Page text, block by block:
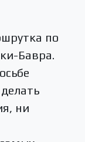
по
Бавра.
ни